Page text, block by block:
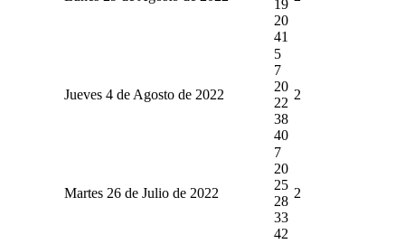
19
20
41
Jueves 4 de Agosto de 2022
5
7
20
22
38
40
2
Martes 26 de Julio de 2022
7
20
25
28
33
42
2